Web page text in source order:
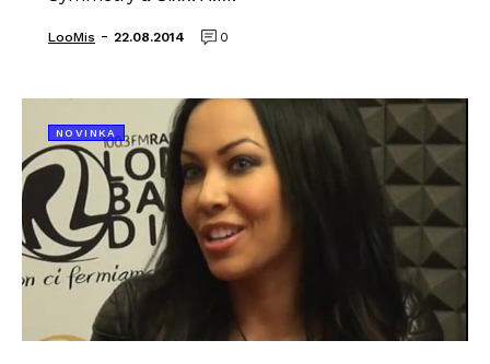
LooMis - 22.08.2014 0
NOVINKA